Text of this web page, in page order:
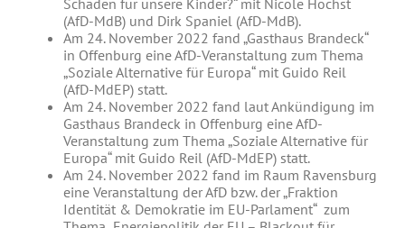
Schäden für unsere Kinder?“ mit Nicole Höchst
(AfD-MdB) und Dirk Spaniel (AfD-MdB).
Am 24. November 2022 fand „Gasthaus Brandeck“
in Offenburg eine AfD-Veranstaltung zum Thema
„Soziale Alternative für Europa“ mit Guido Reil
(AfD-MdEP) statt.
Am 24. November 2022 fand laut Ankündigung im
Gasthaus Brandeck in Offenburg eine AfD-
Veranstaltung zum Thema „Soziale Alternative für
Europa“ mit Guido Reil (AfD-MdEP) statt.
Am 24. November 2022 fand im Raum Ravensburg
eine Veranstaltung der AfD bzw. der „Fraktion
Identität & Demokratie im EU-Parlament“ zum